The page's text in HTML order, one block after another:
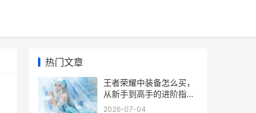
热门文章
王者荣耀中装备怎么买，
从新手到高手的进阶指
南，副标题，装备选择背
2026-07-04